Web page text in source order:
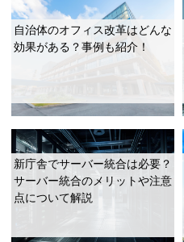
自治体のオフィス改革はどんな
効果がある？事例も紹介！
新庁舎でサーバー統合は必要？
サーバー統合のメリットや注意
点について解説